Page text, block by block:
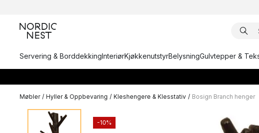
Servering & BorddekkingInteriørKjøkkenutstyrBelysningGulvtepper &
Møbler / Hyller & Oppbevaring / Kleshengere & Klesstativ / Bosign Branch henger
-10%